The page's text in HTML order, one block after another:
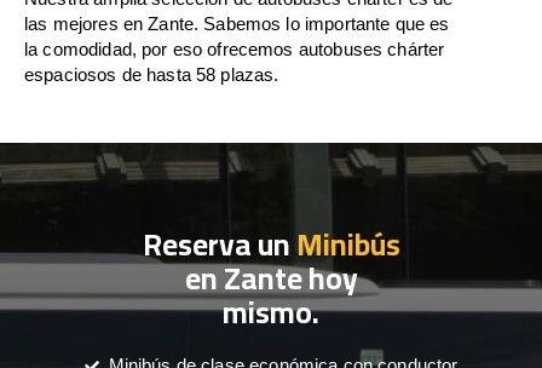
las mejores en Zante. Sabemos lo importante que es
la comodidad, por eso ofrecemos autobuses chárter
espaciosos de hasta 58 plazas.
Reserva unMinibús
en Zante hoy
mismo.